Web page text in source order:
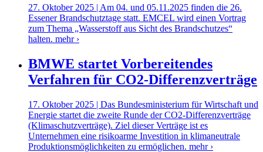
27. Oktober 2025 | Am 04. und 05.11.2025 finden die 26.
Essener Brandschutztage statt. EMCEL wird einen Vortrag
zum Thema „Wasserstoff aus Sicht des Brandschutzes“
halten. mehr ›
BMWE startet Vorbereitendes
Verfahren für CO2-Differenzverträge
17. Oktober 2025 | Das Bundesministerium für Wirtschaft und
Energie startet die zweite Runde der CO2-Differenzverträge
(Klimaschutzverträge). Ziel dieser Verträge ist es
Unternehmen eine risikoarme Investition in klimaneutrale
Produktionsmöglichkeiten zu ermöglichen. mehr ›